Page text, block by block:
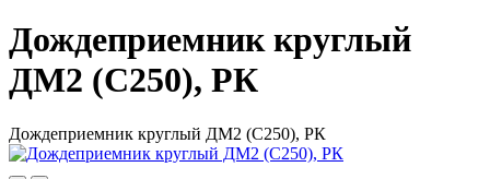
Дождеприемник круглый
ДМ2 (С250), РК
Дождеприемник круглый ДМ2 (С250), РК